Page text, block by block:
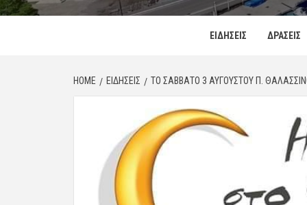
ΕΙΔΗΣΕΙΣ ΔΡΑΣΕΙΣ
HOME ΕΙΔΗΣΕΙΣ ΤΟ ΣΆΒΒΑΤΟ 3 ΑΥΓΟΎΣΤΟΥ Π.